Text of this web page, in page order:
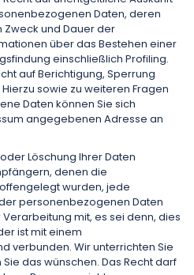
Daten, deren
Zweck und Dauer der
über das Bestehen einer
einschließlich Profiling.
auf Berichtigung, Sperrung
sowie zu weiteren Fragen
Daten können Sie sich
angegebenen Adresse an
Löschung Ihrer Daten
denen die
wurden, jede
personenbezogenen Daten
mit, es sei denn, dies
ist mit einem
verbunden. Wir unterrichten Sie
das wünschen. Das Recht darf